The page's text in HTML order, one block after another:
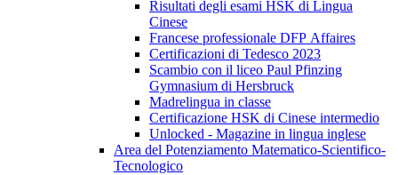
Risultati degli esami HSK di Lingua
Cinese
Francese professionale DFP Affaires
Certificazioni di Tedesco 2023
Scambio con il liceo Paul Pfinzing
Gymnasium di Hersbruck
Madrelingua in classe
Certificazione HSK di Cinese intermedio
Unlocked - Magazine in lingua inglese
Area del Potenziamento Matematico-Scientifico-
Tecnologico